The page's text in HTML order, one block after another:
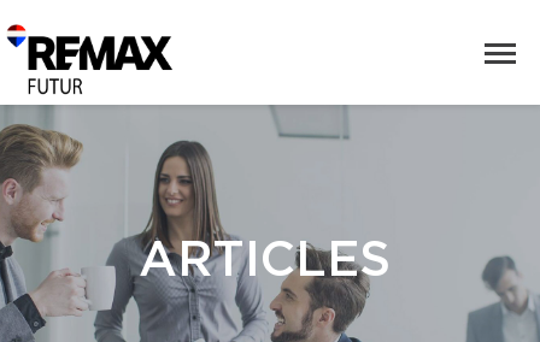
ARTICLES